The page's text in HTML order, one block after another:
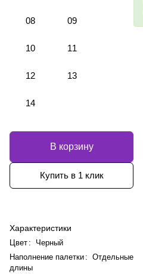
08 09
10 11
12 13
14
В корзину
Купить в 1 клик
Характеристики
Цвет :
Черный
Наполнение палетки : Отдельные
длины